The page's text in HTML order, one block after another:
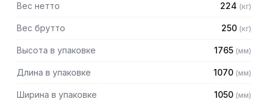
– Длина каждого транспортера 1400 мм
Вес нетто 224 (кг)
Вес брутто 250 (кг)
Высота в упаковке 1765 (мм)
Длина в упаковке 1070 (мм)
Ширина в упаковке 1050 (мм)